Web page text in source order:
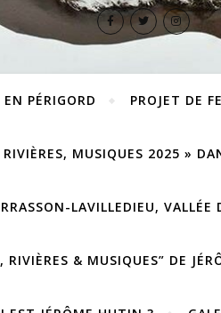
PÉRIGORD PROJET DE
MUSIQUES 2025 »
LAVILLEDIEU, VALLÉE
RIVIÈRES & MUSIQUES” DE